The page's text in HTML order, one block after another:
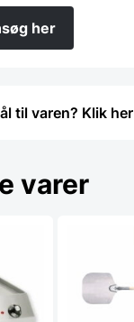
her
til varen? Klik her
varer